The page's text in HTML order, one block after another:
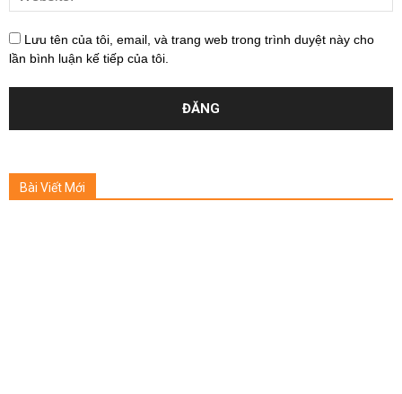
Lưu tên của tôi, email, và trang web trong trình duyệt này cho
lần bình luận kế tiếp của tôi.
Bài Viết Mới